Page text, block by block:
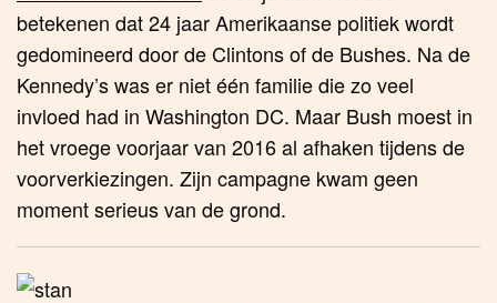
betekenen dat 24 jaar Amerikaanse politiek wordt
gedomineerd door de Clintons of de Bushes. Na de
Kennedy’s was er niet één familie die zo veel
invloed had in Washington DC. Maar Bush moest in
het vroege voorjaar van 2016 al afhaken tijdens de
voorverkiezingen. Zijn campagne kwam geen
moment serieus van de grond.